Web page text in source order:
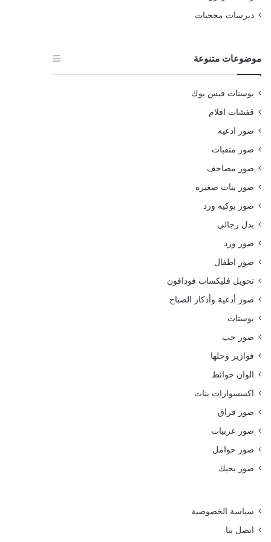
ديرسات محجبات
موضوعات متنوعة
بوستات فيس بوك
قفشات افلام
صور ادعيه
صور منقبات
صور مصاحف
صور بنات صغيره
صور بوكيه ورد
بدل رجالي
صور ورد
صور اطفال
تحويل فليكسات فودافون
صور أدعية وأذكار الصباح
بوستات
صور حب
فوازير وحلها
الوان حوائط
اكسسوارات بنات
صور فراق
صور عربيات
صور حوامل
صور بحبك
سياسة الخصوصية
اتصل بنا